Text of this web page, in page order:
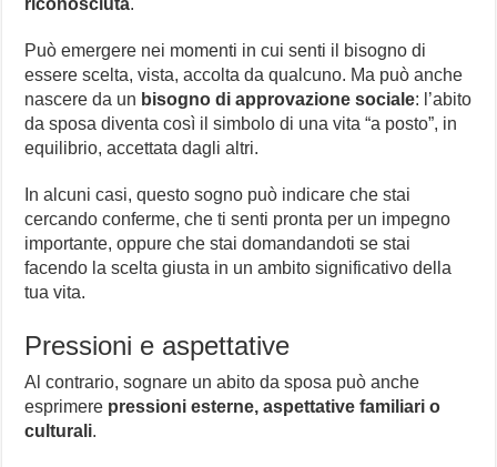
riconosciuta.
Può emergere nei momenti in cui senti il bisogno di
essere scelta, vista, accolta da qualcuno. Ma può anche
nascere da un bisogno di approvazione sociale: l’abito
da sposa diventa così il simbolo di una vita “a posto”, in
equilibrio, accettata dagli altri.
In alcuni casi, questo sogno può indicare che stai
cercando conferme, che ti senti pronta per un impegno
importante, oppure che stai domandandoti se stai
facendo la scelta giusta in un ambito significativo della
tua vita.
Pressioni e aspettative
Al contrario, sognare un abito da sposa può anche
esprimere pressioni esterne, aspettative familiari o
culturali.